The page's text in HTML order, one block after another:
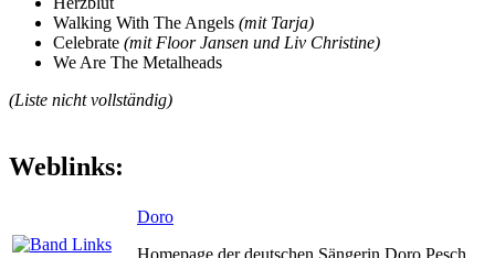
Walking With The Angels (mit Tarja)
Celebrate (mit Floor Jansen und Liv Christine)
We Are The Metalheads
(Liste nicht vollständig)
Weblinks:
Doro